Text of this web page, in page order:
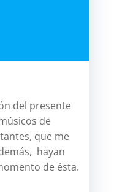
del presente
de
que me
hayan
de ésta.